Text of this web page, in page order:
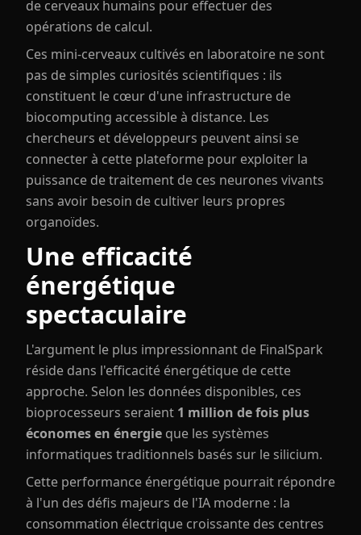
de cerveaux humains pour effectuer des
opérations de calcul.
Ces mini-cerveaux cultivés en laboratoire ne sont
pas de simples curiosités scientifiques : ils
constituent le cœur d'une infrastructure de
biocomputing accessible à distance. Les
chercheurs et développeurs peuvent ainsi se
connecter à cette plateforme pour exploiter la
puissance de traitement de ces neurones vivants
sans avoir besoin de cultiver leurs propres
organoïdes.
Une efficacité
énergétique
spectaculaire
L'argument le plus impressionnant de FinalSpark
réside dans l'efficacité énergétique de cette
approche. Selon les données disponibles, ces
bioprocesseurs seraient 1 million de fois plus
économes en énergie que les systèmes
informatiques traditionnels basés sur le silicium.
Cette performance énergétique pourrait répondre
à l'un des défis majeurs de l'IA moderne : la
consommation électrique croissante des centres